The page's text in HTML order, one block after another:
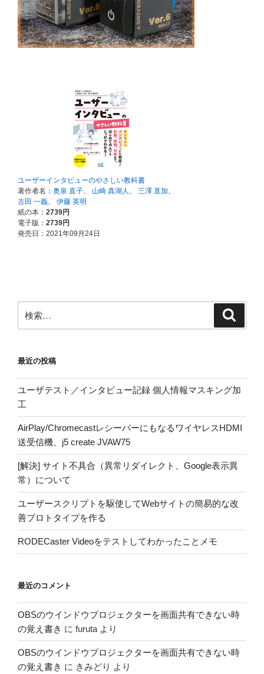
索:
最近の投稿
ユーザテスト／インタビュー記録 個人情報マスキング加
工
AirPlay/ChromecastレシーバーにもなるワイヤレスHDMI
送受信機、j5 create JVAW75
[解決] サイト不具合（異常リダイレクト、Google表示異
常）について
ユーザースクリプトを駆使してWebサイトの簡易的な改
善プロトタイプを作る
RODECaster Videoをテストしてわかったことメモ
最近のコメント
OBSのウインドウプロジェクターを画面共有できない時
の覚え書き に furuta より
OBSのウインドウプロジェクターを画面共有できない時
の覚え書き に きみどり より